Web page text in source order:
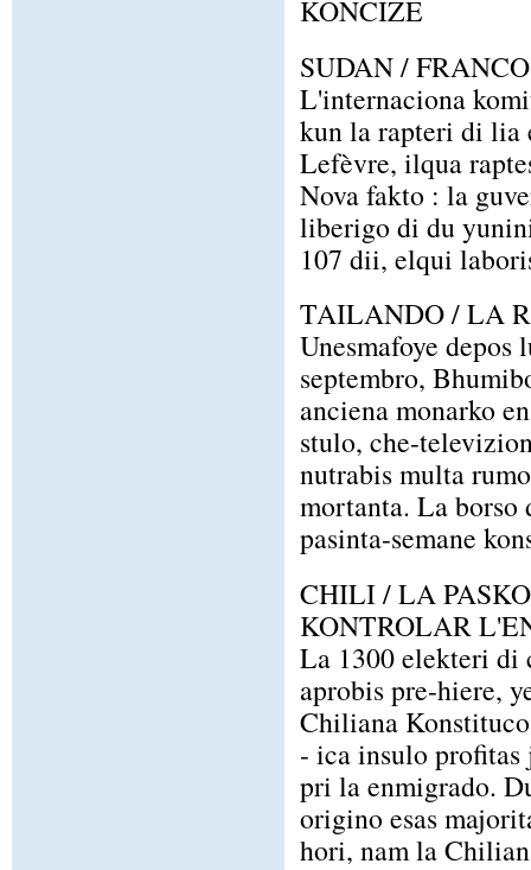
KONCIZE
SUDAN /
L'internaciona
kun la rapteri di lia
Lefèvre, ilqua
Nova fakto : la
liberigo di du
107 dii, elqui
TAILANDO / LA
Unesmafoye depos
septembro,
anciena monarko
stulo, che-
nutrabis multa
mortanta. La borso
pasinta-semane
CHILI / LA
KONTROLAR
La 1300 elekteri di
aprobis pre-hiere,
Chiliana
- ica insulo
pri la enmigrado.
origino esas
hori, nam la